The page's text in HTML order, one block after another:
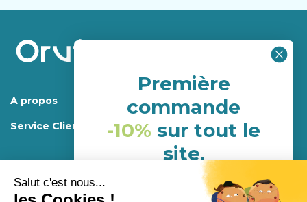
A propos
Service Client
Première
commande
-10% sur tout le
site.
(hors porduits déja en
promotion)